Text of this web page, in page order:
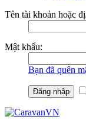
Tên tài khoản hoặc
Mật khẩu:
Bạn đã quên